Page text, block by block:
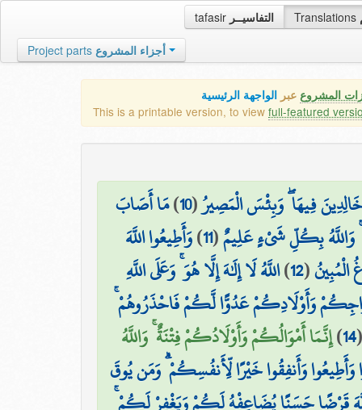
tafasir التفاسيــر Translations
Project parts أجزاء المشروع
المشروع عبر الواجهة الرئيسية
This is a printable version, to view full-featured
فِيهَا ۖ وَبِئْسَ الْمَصِيرُ(
10
)مَا أَصَابَ
وَاللَّهُ بِكُلِّ شَيْءٍ عَلِيمٌ(
11
)وَأَطِيعُوا اللَّهَ
الْمُبِينُ(
12
)اللَّهُ لَا إِلَٰهَ إِلَّا هُوَ ۚ وَعَلَى اللَّهِ
وَأَوْلَادِكُمْ عَدُوًّا لَّكُمْ فَاحْذَرُوهُمْ
14
)إِنَّمَا أَمْوَالُكُمْ وَأَوْلَادُكُمْ فِتْنَةٌ ۚ وَاللَّهُ
وَأَطِيعُوا وَأَنفِقُوا خَيْرًا لِّأَنفُسِكُمْ ۗ وَمَن يُوقَ
قَرْضًا حَسَنًا يُضَاعِفْهُ لَكُمْ وَيَغْفِرْ لَكُمْ